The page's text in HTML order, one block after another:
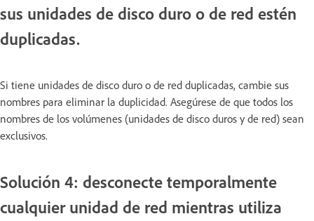
sus unidades de disco duro o de red estén
duplicadas.
Si tiene unidades de disco duro o de red duplicadas, cambie sus
nombres para eliminar la duplicidad. Asegúrese de que todos los
nombres de los volúmenes (unidades de disco duros y de red) sean
exclusivos.
Solución 4: desconecte temporalmente
cualquier unidad de red mientras utiliza